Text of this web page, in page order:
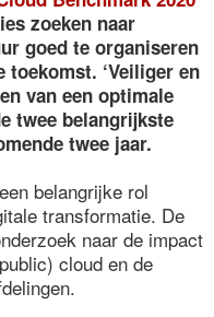
zoeken naar
goed te organiseren
toekomst. ‘Veiliger en
van een optimale
twee belangrijkste
twee jaar.
belangrijke rol
transformatie. De
naar de impact
cloud en de